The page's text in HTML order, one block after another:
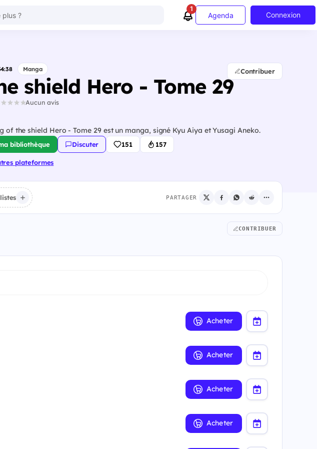
1
Agenda Connexion
:37 Manga
shield Hero - Tome 29
Aucun avis
of the shield Hero - Tome 29 est un manga, signé Kyu Aiya et Yusagi Aneko.
Contribuer
bibliothèque Discuter 151 157
plateformes
PARTAGER
CONTRIBUER
Acheter
Acheter
Acheter
Acheter